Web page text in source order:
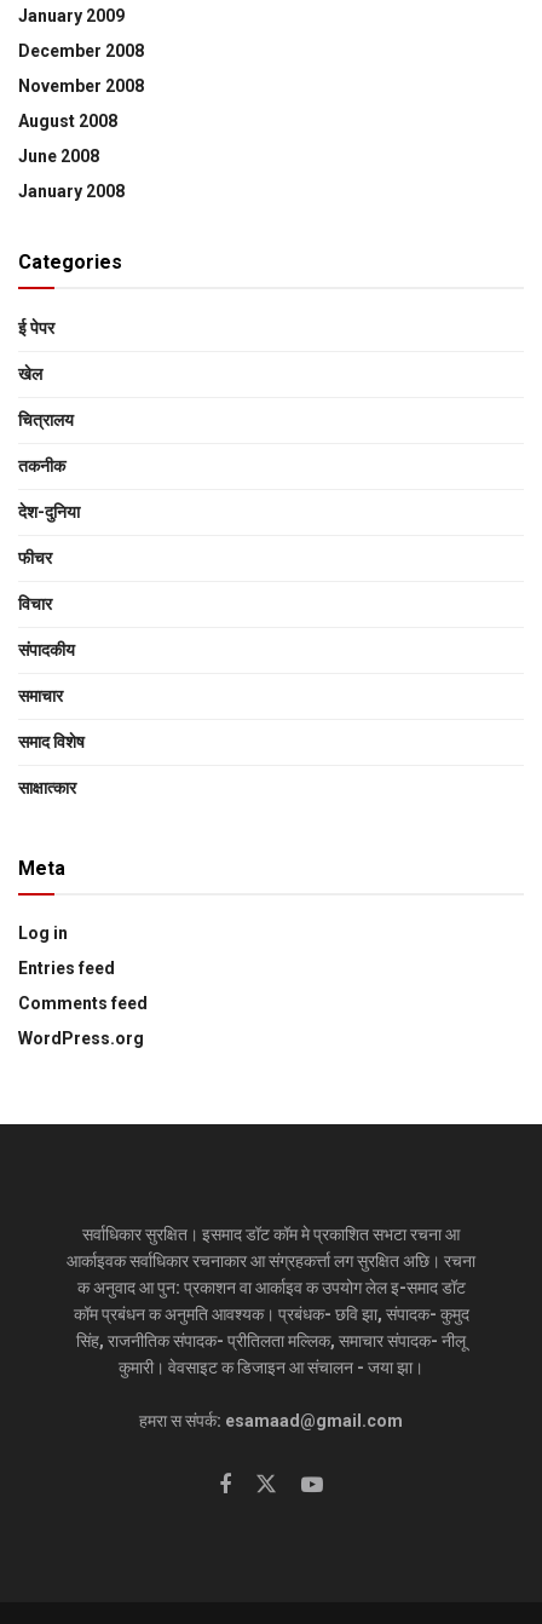
January 2009
December 2008
November 2008
August 2008
June 2008
January 2008
Categories
ई पेपर
खेल
चित्रालय
तकनीक
देश-दुनिया
फीचर
विचार
संपादकीय
समाचार
समाद विशेष
साक्षात्‍कार
Meta
Log in
Entries feed
Comments feed
WordPress.org
सर्वाधिकार सुरक्षित। इसमाद डॉट कॉम मे प्रकाशित सभटा रचना आ
आर्काइवक सर्वाधिकार रचनाकार आ संग्रहकर्त्ता लग सुरक्षित अछि। रचना
क अनुवाद आ पुन: प्रकाशन वा आर्काइव क उपयोग लेल इ-समाद डॉट
कॉम प्रबंधन क अनुमति आवश्यक। प्रबंधक- छवि झा, संपादक- कुमुद
सिंह, राजनीतिक संपादक- प्रीतिलता मल्लिक, समाचार संपादक- नीलू
कुमारी। वेवसाइट क डिजाइन आ संचालन - जया झा।
हमरा स संपर्क: esamaad@gmail.com